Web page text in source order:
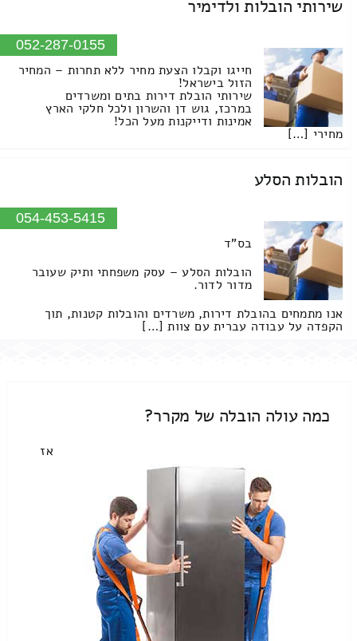
שירותי הובלות ולדימיר
052-287-0155
חייגו וקבלו הצעת מחיר ללא תחרות – המחיר
הזול בישראל!
שירותי הובלת דירות בתים ומשרדים
במרכז, גוש דן והשרון ולכל חלקי הארץ
אמינות ודייקנות מעל הכל!
מחירי […]
הובלות הסלע
054-453-5415
בס"ד
הובלות הסלע – עסק משפחתי ותיק שעובר
מדור לדור.
אנו מתמחים בהובלת דירות, משרדים והובלות קטנות, תוך
הקפדה על עבודה עברית עם צוות […]
כמה עולה הובלה של מקרר?
אז